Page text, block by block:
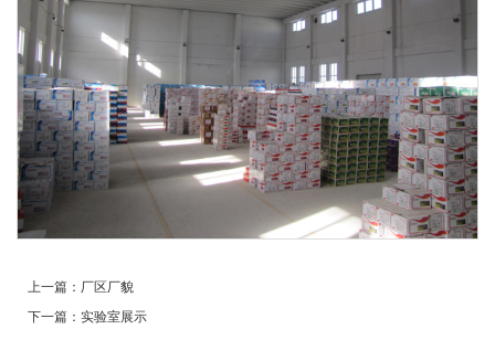
上一篇： 厂区厂貌
下一篇： 实验室展示